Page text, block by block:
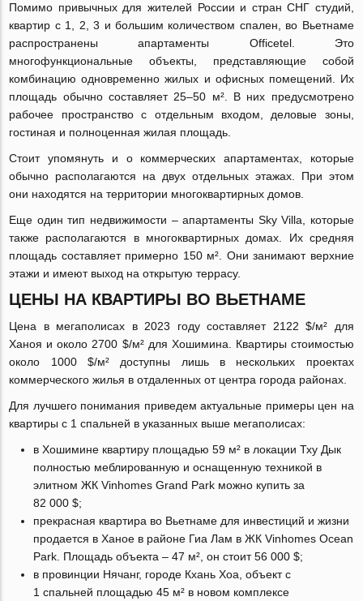
Помимо привычных для жителей России и стран СНГ студий,
квартир с 1, 2, 3 и большим количеством спален, во Вьетнаме
распространены апартаменты Officetel. Это
многофункциональные объекты, представляющие собой
комбинацию одновременно жилых и офисных помещений. Их
площадь обычно составляет 25–50 м². В них предусмотрено
рабочее пространство с отдельным входом, деловые зоны,
гостиная и полноценная жилая площадь.
Стоит упомянуть и о коммерческих апартаментах, которые
обычно располагаются на двух отдельных этажах. При этом
они находятся на территории многоквартирных домов.
Еще один тип недвижимости – апартаменты Sky Villa, которые
также располагаются в многоквартирных домах. Их средняя
площадь составляет примерно 150 м². Они занимают верхние
этажи и имеют выход на открытую террасу.
ЦЕНЫ НА КВАРТИРЫ ВО ВЬЕТНАМЕ
Цена в мегаполисах в 2023 году составляет 2122 $/м² для
Ханоя и около 2700 $/м² для Хошимина. Квартиры стоимостью
около 1000 $/м² доступны лишь в нескольких проектах
коммерческого жилья в отдаленных от центра города районах.
Для лучшего понимания приведем актуальные примеры цен на
квартиры с 1 спальней в указанных выше мегаполисах:
в Хошимине квартиру площадью 59 м² в локации Тху Дык
полностью меблированную и оснащенную техникой в
элитном ЖК Vinhomes Grand Park можно купить за
82 000 $;
прекрасная квартира во Вьетнаме для инвестиций и жизни
продается в Ханое в районе Гиа Лам в ЖК Vinhomes Ocean
Park. Площадь объекта – 47 м², он стоит 56 000 $;
в провинции Нячанг, городе Кхань Хоа, объект с
1 спальней площадью 45 м² в новом комплексе